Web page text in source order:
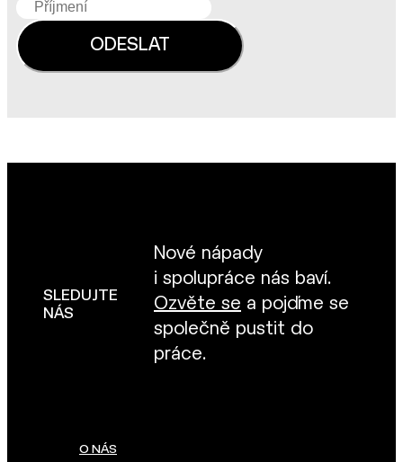
SLEDUJTE
NÁS
Nové nápady
i spolupráce nás baví.
Ozvěte se a pojďme se
společně pustit do
práce.
O NÁS